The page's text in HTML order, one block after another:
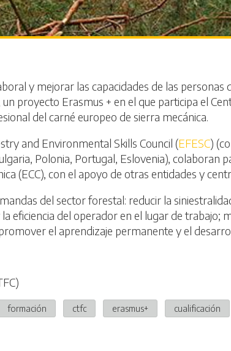
y mejorar las capacidades de las
un proyecto Erasmus + en el que participa el
del carné europeo de sierra mecánica.
and Environmental Skills Council (EFESC)
Polonia, Portugal, Eslovenia), colaboran
(ECC), con el apoyo de otras entidades y
del sector forestal: reducir la
eficiencia del operador en el lugar de trabajo;
el aprendizaje permanente y el
formación ctfc erasmus+ cualificación